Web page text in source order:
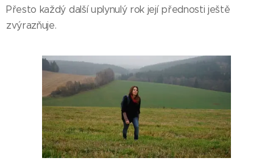
Přesto každý další uplynulý rok její přednosti ještě
zvýrazňuje.